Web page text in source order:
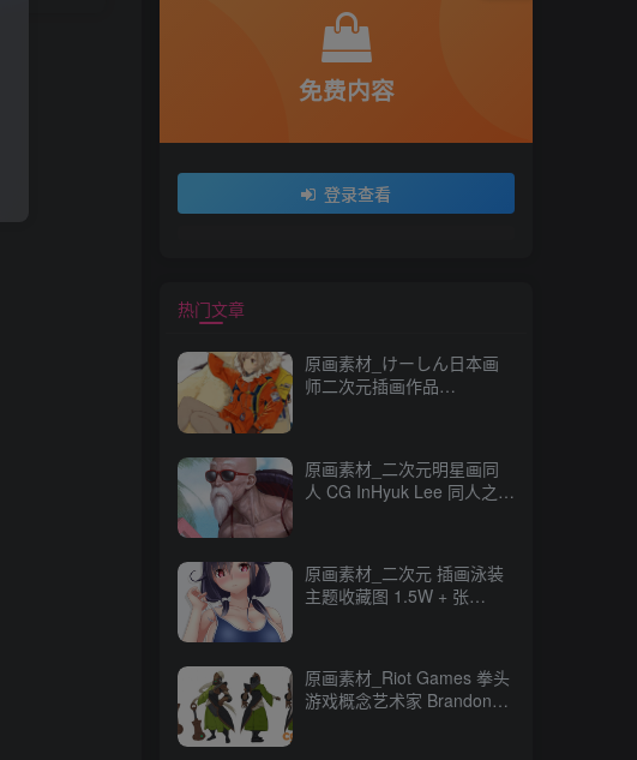
免费内容
登录查看
热门文章
原画素材_けーしん日本画
师二次元插画作品
原画素材_二次元明星画同
人 CG InHyuk Lee 同人之神
原画素材_二次元 插画泳装
主题收藏图 1.5W + 张
原画素材_Riot Games 拳头
游戏概念艺术家 Brandon